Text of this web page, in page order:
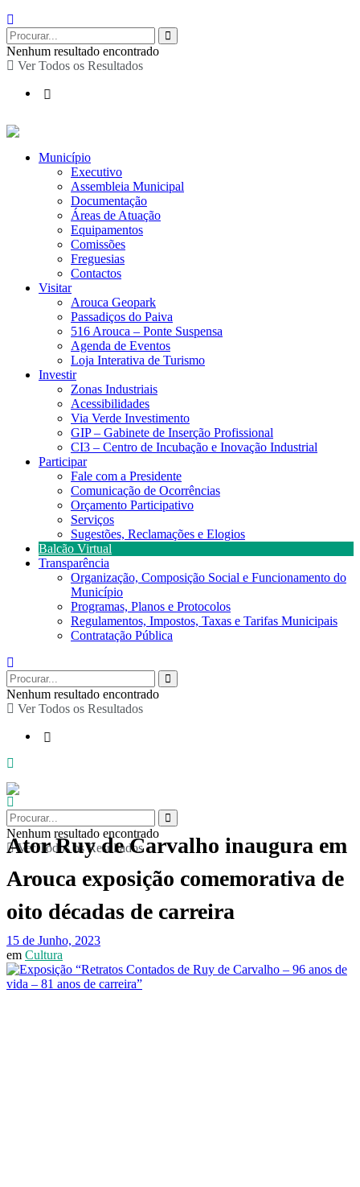
Nenhum resultado encontrado
Ver Todos os Resultados
Município
Executivo
Assembleia Municipal
Documentação
Áreas de Atuação
Equipamentos
Comissões
Freguesias
Contactos
Visitar
Arouca Geopark
Passadiços do Paiva
516 Arouca – Ponte Suspensa
Agenda de Eventos
Loja Interativa de Turismo
Investir
Zonas Industriais
Acessibilidades
Via Verde Investimento
GIP – Gabinete de Inserção Profissional
CI3 – Centro de Incubação e Inovação Industrial
Participar
Fale com a Presidente
Comunicação de Ocorrências
Orçamento Participativo
Serviços
Sugestões, Reclamações e Elogios
Balcão Virtual
Transparência
Organização, Composição Social e Funcionamento do
Município
Programas, Planos e Protocolos
Regulamentos, Impostos, Taxas e Tarifas Municipais
Contratação Pública
Nenhum resultado encontrado
Ver Todos os Resultados
Nenhum resultado encontrado
Ver Todos os Resultados
Ator Ruy de Carvalho inaugura em
Arouca exposição comemorativa de
oito décadas de carreira
15 de Junho, 2023
em Cultura